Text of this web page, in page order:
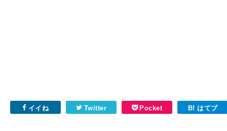
イイね Twitter Pocket B! はてブ